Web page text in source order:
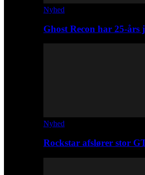
Nyhed
Ghost Recon har 25-
Nyhed
Rockstar afslører stor